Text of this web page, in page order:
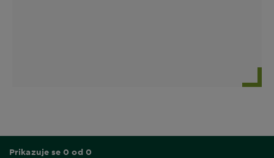
Prikazuje se 0 od 0